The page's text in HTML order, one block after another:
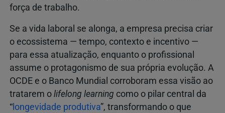
força de trabalho.
Se a vida laboral se alonga, a empresa precisa criar
o ecossistema — tempo, contexto e incentivo —
para essa atualização, enquanto o profissional
assume o protagonismo de sua própria evolução. A
OCDE e o Banco Mundial corroboram essa visão ao
tratarem o lifelong learning como o pilar central da
“ longevidade produtiva”, transformando o que